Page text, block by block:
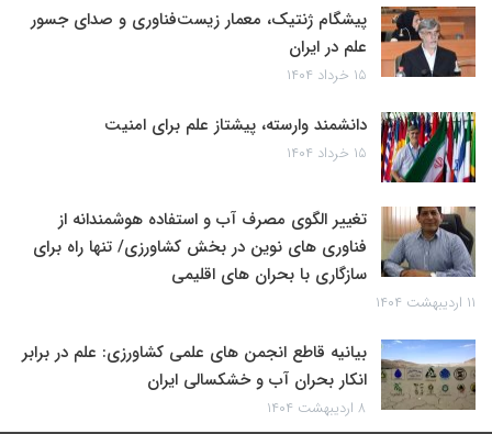
پیشگام ژنتیک، معمار زیست‌فناوری و صدای جسور
علم در ایران
۱۵ خرداد ۱۴۰۴
دانشمند وارسته، پیشتاز علم برای امنیت
۱۵ خرداد ۱۴۰۴
تغییر الگوی مصرف آب و استفاده هوشمندانه از
فناوری های نوین در بخش کشاورزی/ تنها راه برای
سازگاری با بحران های اقلیمی
۱۱ اردیبهشت ۱۴۰۴
بیانیه قاطع انجمن های علمی کشاورزی: علم در برابر
انکار بحران آب و خشکسالی ایران
۸ اردیبهشت ۱۴۰۴